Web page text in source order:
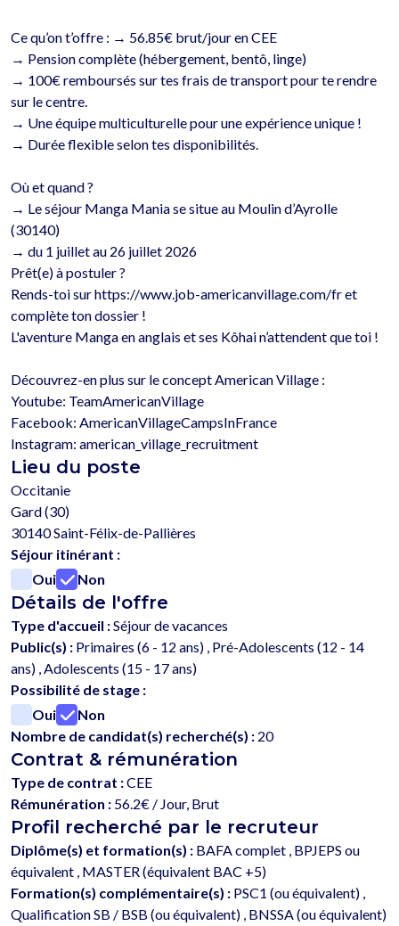
Ce qu’on t’offre : → 56.85€ brut/jour en CEE
→ Pension complète (hébergement, bentô, linge)
→ 100€ remboursés sur tes frais de transport pour te rendre
sur le centre.
→ Une équipe multiculturelle pour une expérience unique !
→ Durée flexible selon tes disponibilités.
Où et quand ?
→ Le séjour Manga Mania se situe au Moulin d’Ayrolle
(30140)
→ du 1 juillet au 26 juillet 2026
Prêt(e) à postuler ?
Rends-toi sur https://www.job-americanvillage.com/fr et
complète ton dossier !
L'aventure Manga en anglais et ses Kôhai n’attendent que toi !
Découvrez-en plus sur le concept American Village :
Youtube: TeamAmericanVillage
Facebook: AmericanVillageCampsInFrance
Lieu du poste
Occitanie
Gard (30)
30140 Saint-Félix-de-Pallières
Séjour itinérant :
Oui
Non
Détails de l'offre
Type d'accueil :Séjour de vacances
Public(s) : Primaires (6 - 12 ans) , Pré-Adolescents (12 - 14
ans) , Adolescents (15 - 17 ans)
Possibilité de stage :
Oui
Non
Nombre de candidat(s) recherché(s) : 20
Contrat & rémunération
Type de contrat :CEE
Rémunération : 56.2€ / Jour, Brut
Profil recherché par le recruteur
Diplôme(s) et formation(s) : BAFA complet , BPJEPS ou
équivalent , MASTER (équivalent BAC +5)
Formation(s) complémentaire(s) : PSC1 (ou équivalent) ,
Qualification SB / BSB (ou équivalent) , BNSSA (ou équivalent)